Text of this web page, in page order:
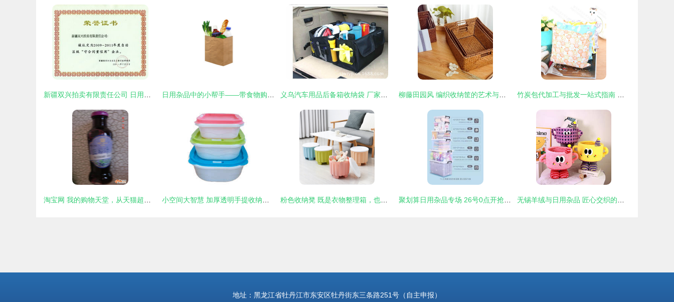
地址：黑龙江省牡丹江市东安区牡丹街东三条路251号（自主申报）